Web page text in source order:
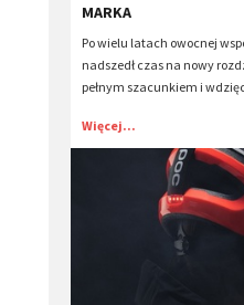
MARKA
Po wielu latach owocnej
nadszedł czas na nowy
pełnym szacunkiem i
Więcej...